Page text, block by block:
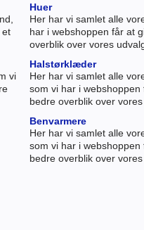
et
Huer
Her har vi samlet alle
har i webshoppen får at
overblik over vores
vi
Halstørklæder
Her har vi samlet alle
som vi har i webshoppen
bedre overblik over
Benvarmere
Her har vi samlet alle
som vi har i webshoppen
bedre overblik over vores